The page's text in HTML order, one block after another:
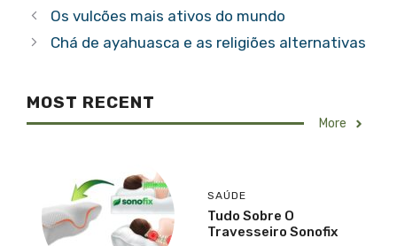
Os vulcões mais ativos do mundo
Chá de ayahuasca e as religiões alternativas
MOST RECENT
More
SAÚDE
Tudo Sobre O
Travesseiro Sonofix